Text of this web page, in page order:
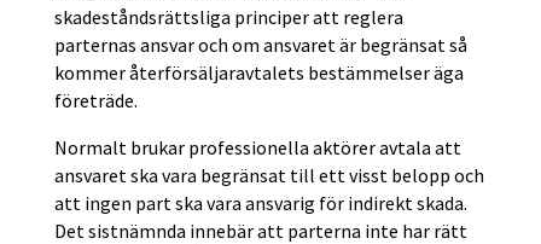
skadeståndsrättsliga principer att reglera
parternas ansvar och om ansvaret är begränsat så
kommer återförsäljaravtalets bestämmelser äga
företräde.
Normalt brukar professionella aktörer avtala att
ansvaret ska vara begränsat till ett visst belopp och
att ingen part ska vara ansvarig för indirekt skada.
Det sistnämnda innebär att parterna inte har rätt